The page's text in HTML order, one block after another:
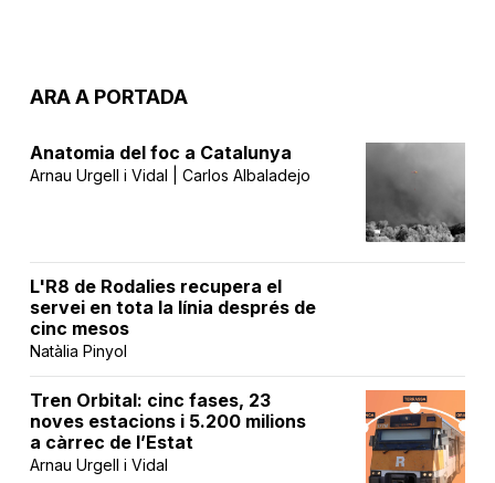
ARA A PORTADA
Anatomia del foc a Catalunya
Arnau Urgell i Vidal | Carlos Albaladejo
L'R8 de Rodalies recupera el
servei en tota la línia després de
cinc mesos
Natàlia Pinyol
Tren Orbital: cinc fases, 23
noves estacions i 5.200 milions
a càrrec de l’Estat
Arnau Urgell i Vidal